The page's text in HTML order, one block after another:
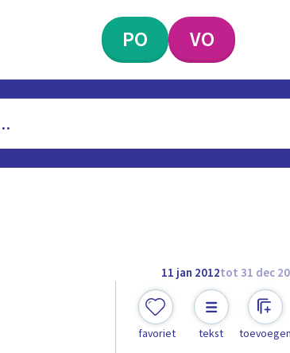
PO VO
11 jan 2012tot 31 dec
favoriet tekst toevoegen